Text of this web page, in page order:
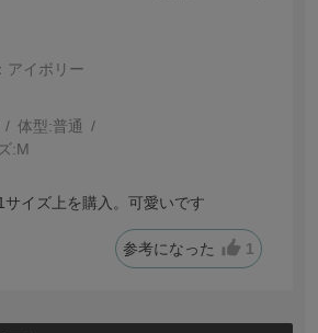
アイボリー
体型:普通
:M
イズ上を購入。可愛いです
参考になった 1